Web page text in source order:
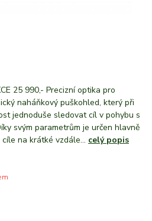
25 990,- Precizní optika pro
naháňkový puškohled, který při
jednoduše sledovat cíl v pohybu s
svým parametrům je určen hlavně
na krátké vzdále... celý popis